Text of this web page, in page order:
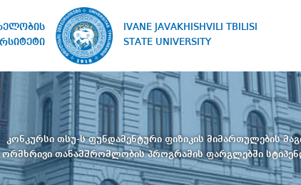
IVANE JAVAKHISHVILI TBILISI
STATE UNIVERSITY
კონკურსი თსუ-ს ფუნდამენტური ფიზიკის მიმართულების
ორმხრივი თანამშრომლობის პროგრამის ფარგლებში